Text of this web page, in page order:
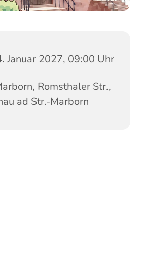
Januar 2027, 09:00 Uhr
Romsthaler Str.,
ad Str.-Marborn